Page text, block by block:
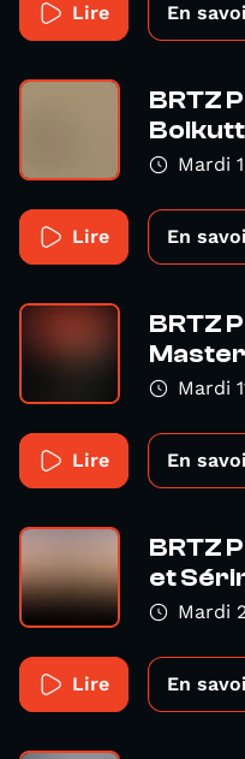
Lire En
BRTZ
Mardi
Lire En
BRTZ
Mardi
Lire En
BRTZ
et
Mardi
Lire En